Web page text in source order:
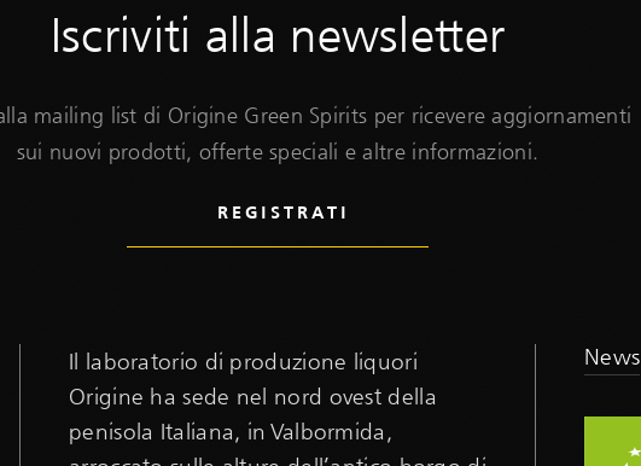
Iscriviti alla newsletter
mailing list di Origine Green Spirits per ricevere aggiornamenti
sui nuovi prodotti, offerte speciali e altre informazioni.
Il laboratorio di produzione liquori
Origine ha sede nel nord ovest della
penisola Italiana, in Valbormida,
News